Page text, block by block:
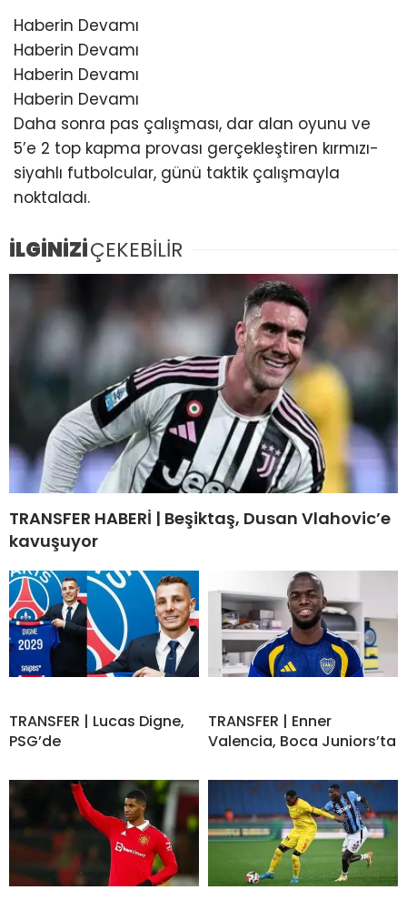
Haberin Devamı
Haberin Devamı
Haberin Devamı
Haberin Devamı
Daha sonra pas çalışması, dar alan oyunu ve
5’e 2 top kapma provası gerçekleştiren kırmızı-
siyahlı futbolcular, günü taktik çalışmayla
noktaladı.
İLGİNİZİÇEKEBİLİR
TRANSFER HABERİ | Beşiktaş, Dusan Vlahovic’e
kavuşuyor
TRANSFER | Lucas Digne,
PSG’de
TRANSFER | Enner
Valencia, Boca Juniors’ta